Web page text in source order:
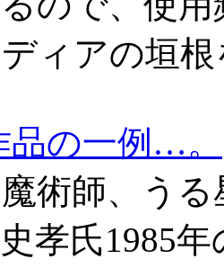
ィアの垣
品の一例…。
術師、う
孝氏1985